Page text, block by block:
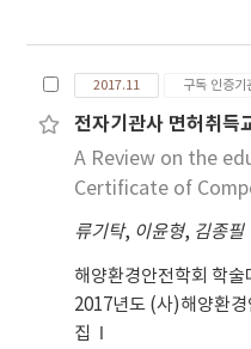
2017.11 구독 인증
전자기관사 면허취득
A Review on the
Certificate of
류기탁, 이윤형, 김종필
해양환경안전학회 학술
2017년도 (사)해양환
집